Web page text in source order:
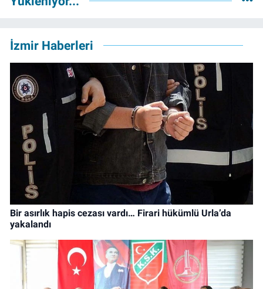
İzmir Haberleri
Bir asırlık hapis cezası vardı… Firari hükümlü Urla’da
yakalandı